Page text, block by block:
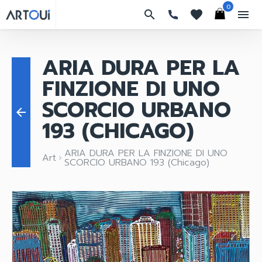
search favorites
0
menu
arrow_back
ARIA DURA PER LA
FINZIONE DI UNO
SCORCIO URBANO
193 (CHICAGO)
Art keyboard_arrow_right ARIA DURA PER LA FINZIONE DI UNO
SCORCIO URBANO 193 (Chicago)